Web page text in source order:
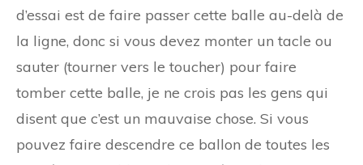
d’essai est de faire passer cette balle au-delà de
la ligne, donc si vous devez monter un tacle ou
sauter (tourner vers le toucher) pour faire
tomber cette balle, je ne crois pas les gens qui
disent que c’est un mauvaise chose. Si vous
pouvez faire descendre ce ballon de toutes les